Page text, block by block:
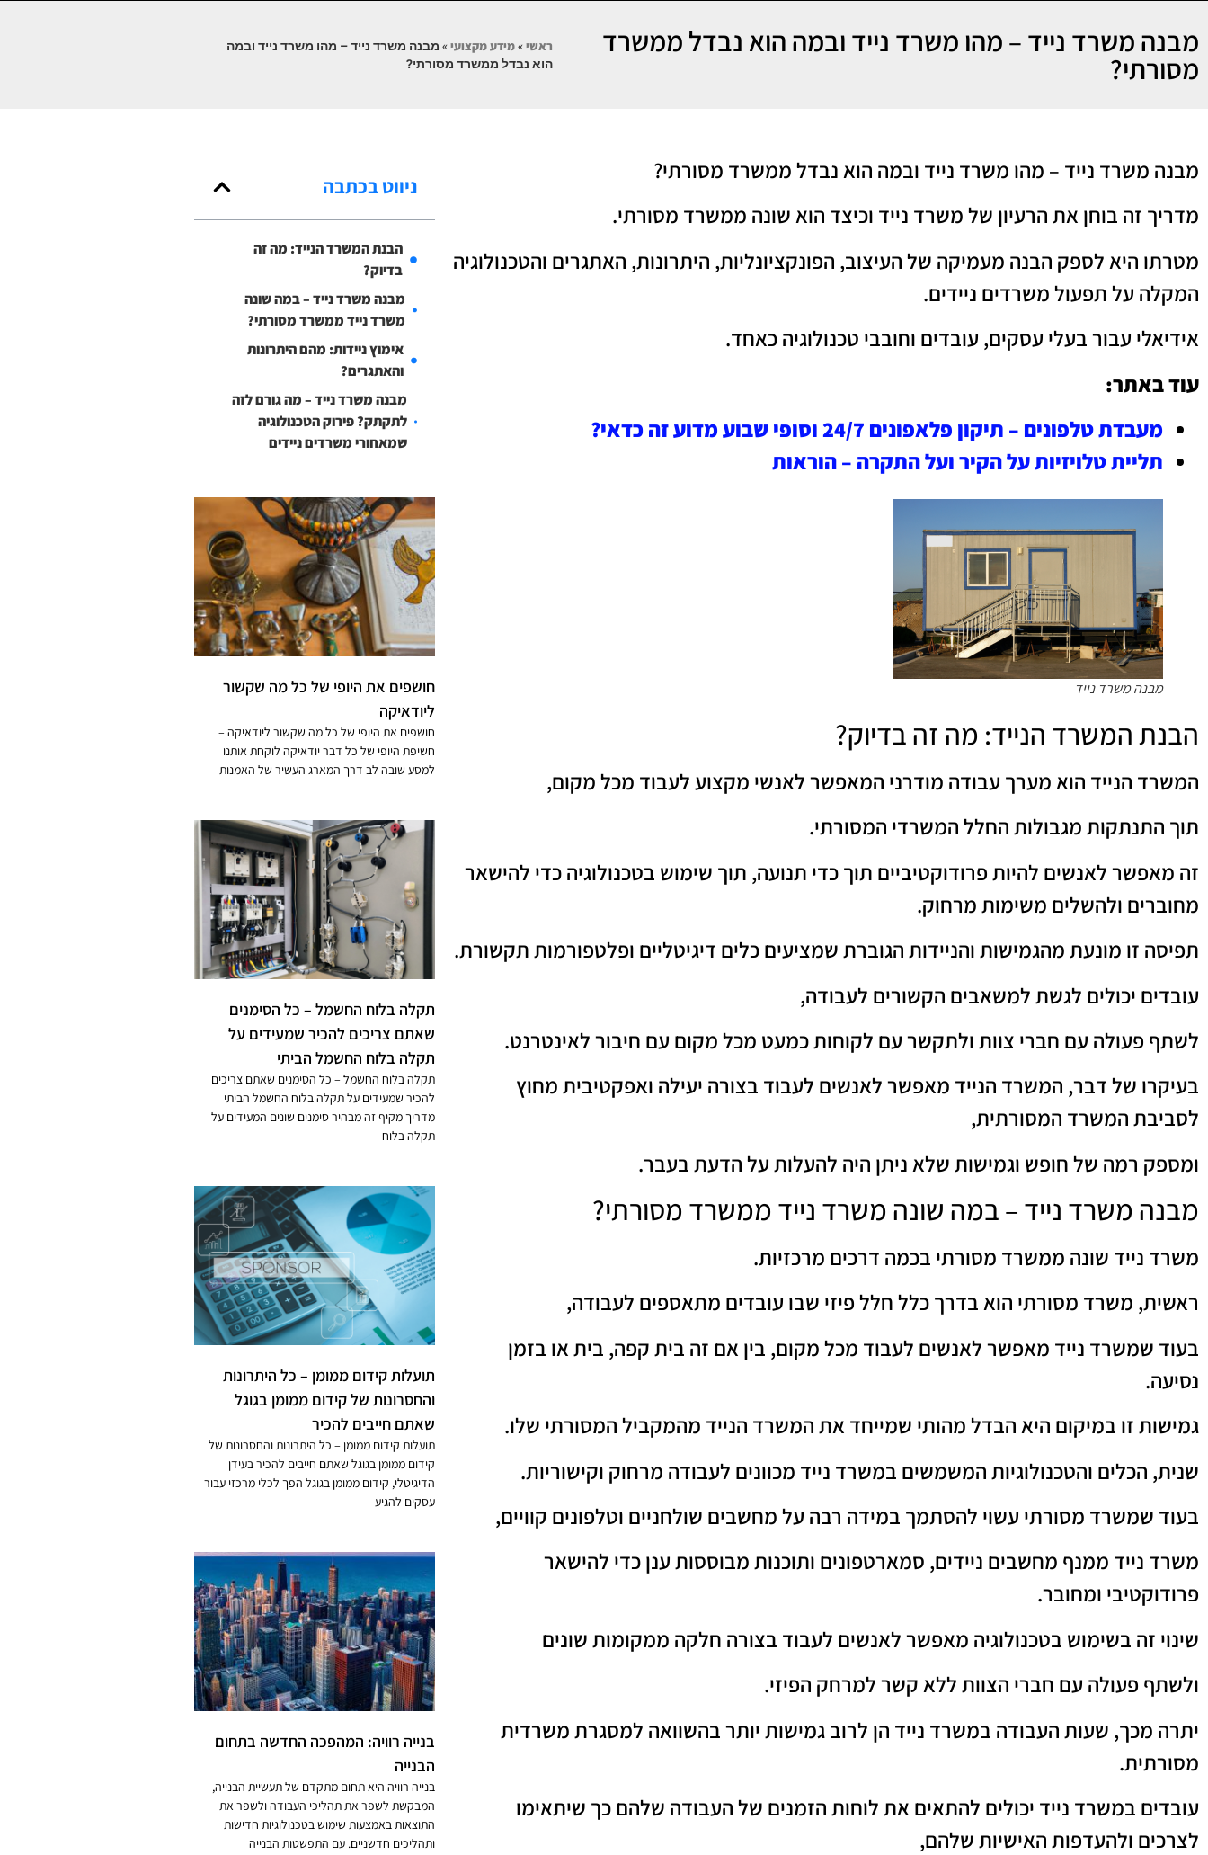
מבנה משרד נייד – מהו משרד נייד ובמה הוא נבדל ממשרד
מסורתי?
ראשי»מידע מקצועי» מבנה משרד נייד – מהו משרד נייד ובמה
הוא נבדל ממשרד מסורתי?
מבנה משרד נייד – מהו משרד נייד ובמה הוא נבדל ממשרד מסורתי?
מדריך זה בוחן את הרעיון של משרד נייד וכיצד הוא שונה ממשרד מסורתי.
מטרתו היא לספק הבנה מעמיקה של העיצוב, הפונקציונליות, היתרונות, האתגרים והטכנולוגיה
המקלה על תפעול משרדים ניידים.
אידיאלי עבור בעלי עסקים, עובדים וחובבי טכנולוגיה כאחד.
עוד באתר:
מעבדת טלפונים – תיקון פלאפונים 24/7 וסופי שבוע מדוע זה כדאי?
תליית טלויזיות על הקיר ועל התקרה – הוראות
מבנה משרד נייד
הבנת המשרד הנייד: מה זה בדיוק?
המשרד הנייד הוא מערך עבודה מודרני המאפשר לאנשי מקצוע לעבוד מכל מקום,
תוך התנתקות מגבולות החלל המשרדי המסורתי.
זה מאפשר לאנשים להיות פרודוקטיביים תוך כדי תנועה, תוך שימוש בטכנולוגיה כדי להישאר
מחוברים ולהשלים משימות מרחוק.
תפיסה זו מונעת מהגמישות והניידות הגוברת שמציעים כלים דיגיטליים ופלטפורמות תקשורת.
עובדים יכולים לגשת למשאבים הקשורים לעבודה,
לשתף פעולה עם חברי צוות ולתקשר עם לקוחות כמעט מכל מקום עם חיבור לאינטרנט.
בעיקרו של דבר, המשרד הנייד מאפשר לאנשים לעבוד בצורה יעילה ואפקטיבית מחוץ
לסביבת המשרד המסורתית,
ומספק רמה של חופש וגמישות שלא ניתן היה להעלות על הדעת בעבר.
מבנה משרד נייד – במה שונה משרד נייד ממשרד מסורתי?
משרד נייד שונה ממשרד מסורתי בכמה דרכים מרכזיות.
ראשית, משרד מסורתי הוא בדרך כלל חלל פיזי שבו עובדים מתאספים לעבודה,
בעוד שמשרד נייד מאפשר לאנשים לעבוד מכל מקום, בין אם זה בית קפה, בית או בזמן
נסיעה.
גמישות זו במיקום היא הבדל מהותי שמייחד את המשרד הנייד מהמקביל המסורתי שלו.
שנית, הכלים והטכנולוגיות המשמשים במשרד נייד מכוונים לעבודה מרחוק וקישוריות.
בעוד שמשרד מסורתי עשוי להסתמך במידה רבה על מחשבים שולחניים וטלפונים קוויים,
משרד נייד ממנף מחשבים ניידים, סמארטפונים ותוכנות מבוססות ענן כדי להישאר
פרודוקטיבי ומחובר.
שינוי זה בשימוש בטכנולוגיה מאפשר לאנשים לעבוד בצורה חלקה ממקומות שונים
ולשתף פעולה עם חברי הצוות ללא קשר למרחק הפיזי.
יתרה מכך, שעות העבודה במשרד נייד הן לרוב גמישות יותר בהשוואה למסגרת משרדית
מסורתית.
עובדים במשרד נייד יכולים להתאים את לוחות הזמנים של העבודה שלהם כך שיתאימו
לצרכים ולהעדפות האישיות שלהם,
ניווט בכתבה
הבנת המשרד הנייד: מה זה
בדיוק?
מבנה משרד נייד – במה שונה
משרד נייד ממשרד מסורתי?
אימוץ ניידות: מהם היתרונות
והאתגרים?
מבנה משרד נייד – מה גורם לזה
לתקתק? פירוק הטכנולוגיה
שמאחורי משרדים ניידים
חושפים את היופי של כל מה שקשור
ליודאיקה
חושפים את היופי של כל מה שקשור ליודאיקה –
חשיפת היופי של כל דבר יודאיקה לוקחת אותנו
למסע שובה לב דרך המארג העשיר של האמנות
תקלה בלוח החשמל – כל הסימנים
שאתם צריכים להכיר שמעידים על
תקלה בלוח החשמל הביתי
תקלה בלוח החשמל – כל הסימנים שאתם צריכים
להכיר שמעידים על תקלה בלוח החשמל הביתי
מדריך מקיף זה מבהיר סימנים שונים המעידים על
תקלה בלוח
תועלות קידום ממומן – כל היתרונות
והחסרונות של קידום ממומן בגוגל
שאתם חייבים להכיר
תועלות קידום ממומן – כל היתרונות והחסרונות של
קידום ממומן בגוגל שאתם חייבים להכיר בעידן
הדיגיטלי, קידום ממומן בגוגל הפך לכלי מרכזי עבור
עסקים להגיע
בנייה רוויה: המהפכה החדשה בתחום
הבנייה
בנייה רוויה היא תחום מתקדם של תעשיית הבנייה,
המבקשת לשפר את תהליכי העבודה ולשפר את
התוצאות באמצעות שימוש בטכנולוגיות חדישות
ותהליכים חדשניים. עם התפשטות הבנייה